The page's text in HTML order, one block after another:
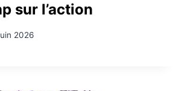
sur l’action
2026